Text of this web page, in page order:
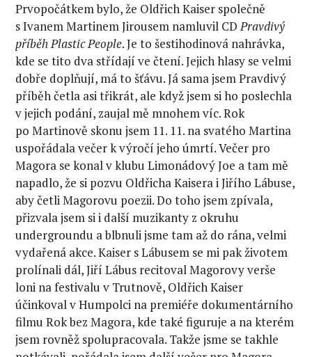
Prvopočátkem bylo, že Oldřich Kaiser společně
s Ivanem Martinem Jirousem namluvil CDPravdivý
příběh Plastic People. Je to šestihodinová nahrávka,
kde se tito dva střídají ve čtení. Jejich hlasy se velmi
dobře doplňují, má to šťávu. Já sama jsem Pravdivý
příběh četla asi třikrát, ale když jsem si ho poslechla
v jejich podání, zaujal mě mnohem víc. Rok
po Martinově skonu jsem 11. 11. na svatého Martina
uspořádala večer k výročí jeho úmrtí. Večer pro
Magora se konal v klubu Limonádový Joe a tam mě
napadlo, že si pozvu Oldřicha Kaisera i Jiřího Lábuse,
aby četli Magorovu poezii. Do toho jsem zpívala,
přizvala jsem si i další muzikanty z okruhu
undergroundu a blbnuli jsme tam až do rána, velmi
vydařená akce. Kaiser s Lábusem se mi pak životem
prolínali dál, Jiří Lábus recitoval Magorovy verše
loni na festivalu v Trutnově, Oldřich Kaiser
účinkoval v Humpolci na premiéře dokumentárního
filmu Rok bez Magora, kde také figuruje a na kterém
jsem rovněž spolupracovala. Takže jsme se takhle